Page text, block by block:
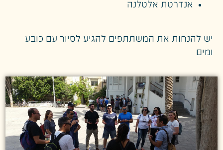
אנדרטת אלטלנה
יש להנחות את המשתתפים להגיע לסיור עם כובע
ומים